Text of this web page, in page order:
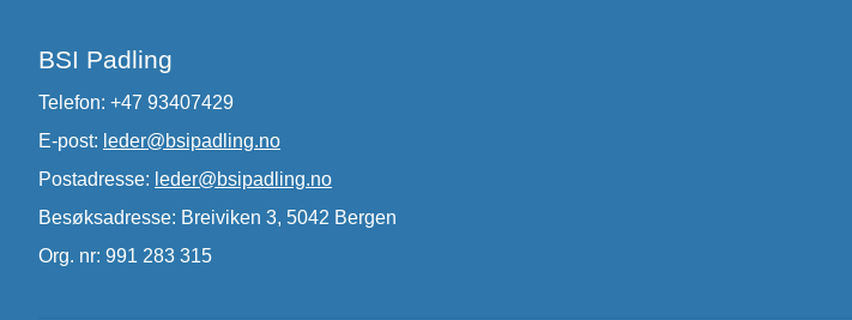
BSI Padling
Telefon: +47 93407429
E-post: leder@bsipadling.no
Postadresse: leder@bsipadling.no
Besøksadresse: Breiviken 3, 5042 Bergen
Org. nr: 991 283 315